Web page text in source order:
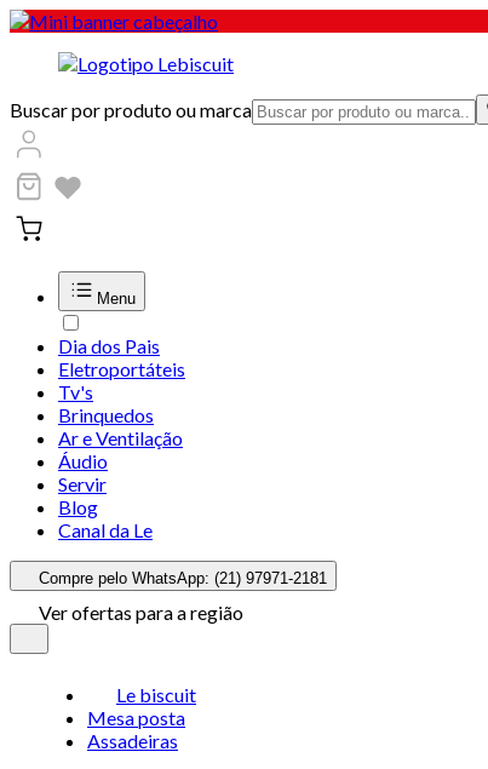
Buscar por produto ou marca
Menu
Dia dos Pais
Eletroportáteis
Tv's
Brinquedos
Ar e Ventilação
Áudio
Servir
Blog
Canal da Le
Compre pelo WhatsApp: (21) 97971-2181
Ver ofertas para a região
Le biscuit
Mesa posta
Assadeiras